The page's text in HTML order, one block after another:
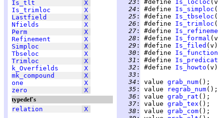
Is_tlt
X
Is_trimloc
X
Lastfield
X
Nfields
X
Perm
X
Refinement
X
Simploc
X
Tbseloc
X
Trimloc
X
k_Overfields
X
mk_compound
X
one
X
zero
X
typedef's
relation
X
  23
: #define Is_locloc
  24
: #define Is_simploc
  25
: #define Is_tbseloc
  26
: #define Is_trimloc
  27
: #define
  28
: #define Is_formal
  29
: #define Is_filed
  30
: #define Is_function
  31
: #define
  32
: #define Is_howto
  33
:
  34
: value grab_num
  35
: value
regrab_num
  36
: value grab_rat
  37
: value grab_tex
  38
: value grab_com